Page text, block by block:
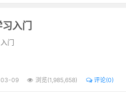
入门
门
09 浏览(1,985,658) 评论(0)